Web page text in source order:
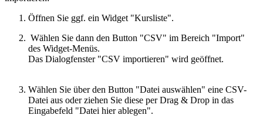
Öffnen Sie ggf. ein Widget "Kursliste".
Wählen Sie dann den Button "CSV" im Bereich "Import"
des Widget-Menüs.
Das Dialogfenster "CSV importieren" wird geöffnet.
Wählen Sie über den Button "Datei auswählen" eine CSV-
Datei aus oder ziehen Sie diese per Drag & Drop in das
Eingabefeld "Datei hier ablegen".